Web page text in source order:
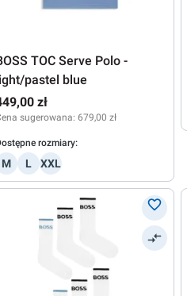
TOC Serve Polo -
pastel blue
zł
sugerowana: 679,00 zł
rozmiary:
M L XXL